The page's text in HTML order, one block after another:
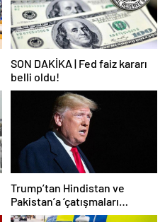
SON DAKİKA | Fed faiz kararı
belli oldu!
Trump’tan Hindistan ve
Pakistan’a ‘çatışmaları
durdurun’ çağrısı